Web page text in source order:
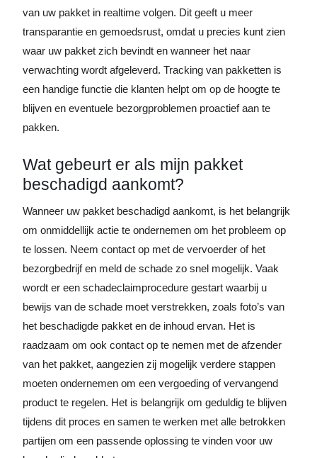
van uw pakket in realtime volgen. Dit geeft u meer
transparantie en gemoedsrust, omdat u precies kunt zien
waar uw pakket zich bevindt en wanneer het naar
verwachting wordt afgeleverd. Tracking van pakketten is
een handige functie die klanten helpt om op de hoogte te
blijven en eventuele bezorgproblemen proactief aan te
pakken.
Wat gebeurt er als mijn pakket
beschadigd aankomt?
Wanneer uw pakket beschadigd aankomt, is het belangrijk
om onmiddellijk actie te ondernemen om het probleem op
te lossen. Neem contact op met de vervoerder of het
bezorgbedrijf en meld de schade zo snel mogelijk. Vaak
wordt er een schadeclaimprocedure gestart waarbij u
bewijs van de schade moet verstrekken, zoals foto’s van
het beschadigde pakket en de inhoud ervan. Het is
raadzaam om ook contact op te nemen met de afzender
van het pakket, aangezien zij mogelijk verdere stappen
moeten ondernemen om een vergoeding of vervangend
product te regelen. Het is belangrijk om geduldig te blijven
tijdens dit proces en samen te werken met alle betrokken
partijen om een passende oplossing te vinden voor uw